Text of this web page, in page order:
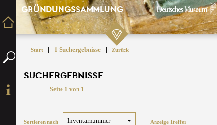
GRÜNDUNGSSAMMLUNG
Start | 1 Suchergebnisse | Zurück
SUCHERGEBNISSE
Seite 1 von 1
Sortieren nach Anzeige Treffer